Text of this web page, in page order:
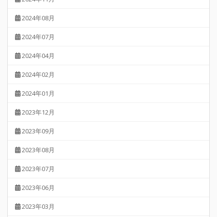
2024年08月
2024年07月
2024年04月
2024年02月
2024年01月
2023年12月
2023年09月
2023年08月
2023年07月
2023年06月
2023年03月